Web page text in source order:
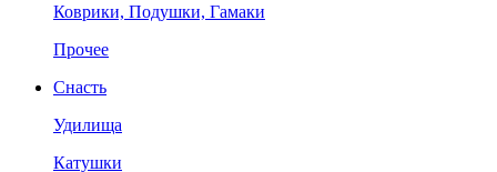
Коврики, Подушки, Гамаки
Прочее
Снасть
Удилища
Катушки